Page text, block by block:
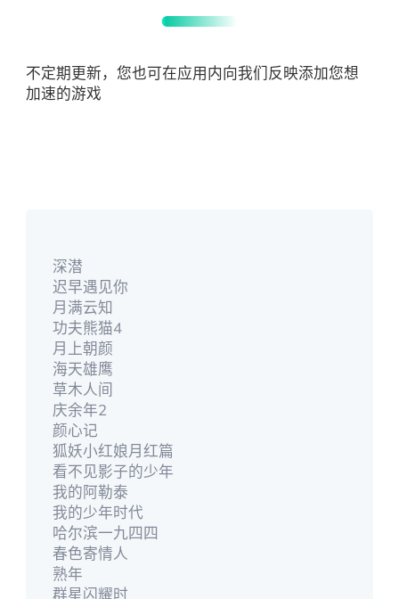
不定期更新，您也可在应用内向我们反映添加您想
加速的游戏
深潜
迟早遇见你
月满云知
功夫熊猫4
月上朝颜
海天雄鹰
草木人间
庆余年2
颜心记
狐妖小红娘月红篇
看不见影子的少年
我的阿勒泰
我的少年时代
哈尔滨一九四四
春色寄情人
熟年
群星闪耀时